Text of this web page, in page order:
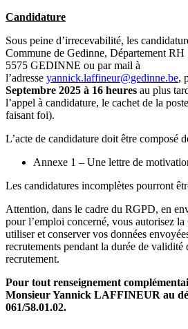
Candidature
Sous peine d’irrecevabilité, les
Commune de Gedinne, Département
5575 GEDINNE ou par mail à
l’adresse yannick.laffineur@gedinne.be,
Septembre 2025 à 16 heures au plus
l’appel à candidature, le cachet de la
faisant foi).
L’acte de candidature doit être composé
Annexe 1 – Une lettre de
Les candidatures incomplètes pourront
Attention, dans le cadre du RGPD, en
pour l’emploi concerné, vous autorisez
utiliser et conserver vos données
recrutements pendant la durée de validité
recrutement.
Pour tout renseignement
Monsieur Yannick LAFFINEUR au
061/58.01.02.